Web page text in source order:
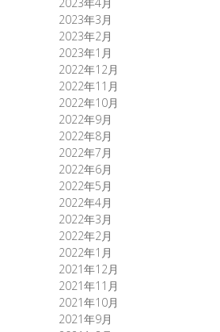
2023年3月
2023年2月
2023年1月
2022年12月
2022年11月
2022年10月
2022年9月
2022年8月
2022年7月
2022年6月
2022年5月
2022年4月
2022年3月
2022年2月
2022年1月
2021年12月
2021年11月
2021年10月
2021年9月